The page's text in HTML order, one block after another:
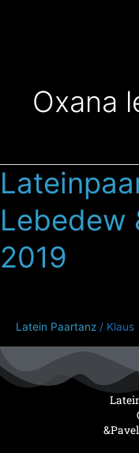
Oxana
Lebedew
2019
Latein Paartanz / Klaus
Lateinpaar
der
Weltklasse
Lebedew
&
Zvychaynyy